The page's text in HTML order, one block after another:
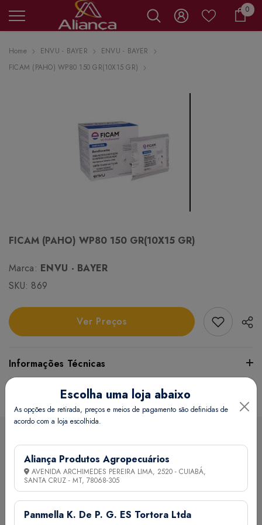
00
Home ENVU - BAYER
ENVU - BAYER
FICAM (PAHO) WP80 150 GR(10X15 GR)
FICAM (PAHO) WP80 150 GR(10X15 GR)
Marca: ENVU - BAYER
SKU: 869
Ver Preços Add
Informações Técnicas
Certifique-se de verificar essas dimensões cuidadosamente
para evitar quaisquer inconvenientes e garantir que o
produto atenda às suas expectativas e necessidades.
Peso: 44 grama(s)
Sobre a loja
A Aliança Distribuidora é referência no mercado de
distribuição comercial, mantendo com seus clientes e
Endereço da Loja
Escolha uma loja abaixo
As opções de retirada, preços e meios de pagamento são definidas de
acordo com a loja escolhida.
Aliança Produtos Agropecuários
AVENIDA ARCHIMEDES PEREIRA LIMA, 2520 - CUIABÁ,
SANTA CRUZ - MT, 78068-305
Panmella K. De P. G. ES Tortora Ltda